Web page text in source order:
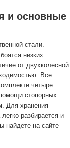
и основные
стали.
низких
от двухколесной
Все
четыре
стопорных
Для хранения
разбирается и
найдете на сайте